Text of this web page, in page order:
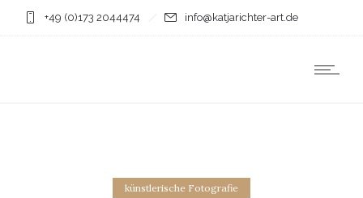
+49 (0)173 2044474 info@katjarichter-art.de
künstlerische Fotografie